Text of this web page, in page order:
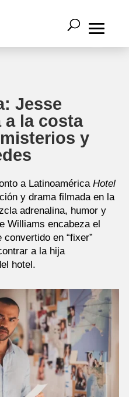
Jesse
a la costa
y
a Latinoamérica Hotel
y drama filmada en la
adrenalina, humor y
Williams encabeza el
en “fixer”
a la hija
hotel.